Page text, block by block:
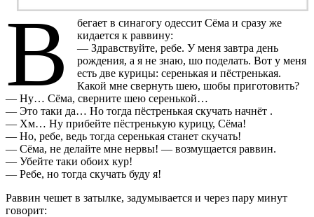
В
бегает в синагогу одессит Сёма и сразу же
кидается к раввину:
— Здравствуйте, ребе. У меня завтра день
рождения, а я не знаю, шо поделать. Вот у меня
есть две курицы: серенькая и пёстренькая.
Какой мне свернуть шею, шобы приготовить?
— Ну… Сёма, сверните шею серенькой…
— Это таки да… Но тогда пёстренькая скучать начнёт .
— Хм… Ну прибейте пёстренькую курицу, Сёма!
— Но, ребе, ведь тогда серенькая станет скучать!
— Сёма, не делайте мне нервы! — возмущается раввин.
— Убейте таки обоих кур!
— Ребе, но тогда скучать буду я!
Раввин чешет в затылке, задумывается и через пару минут
говорит: